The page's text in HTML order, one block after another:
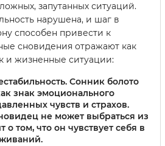
запутанных ситуаций.
нарушена, и шаг в
способен привести к
сновидения отражают как
и жизненные ситуации:
Сонник болото
знак эмоционального
чувств и страхов.
не может выбраться из
о том, что он чувствует себя в